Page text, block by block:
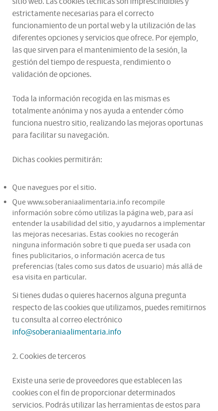
estrictamente necesarias para el correcto
funcionamiento de un portal web y la utilización de las
diferentes opciones y servicios que ofrece. Por ejemplo,
las que sirven para el mantenimiento de la sesión, la
gestión del tiempo de respuesta, rendimiento o
validación de opciones.
Toda la información recogida en las mismas es
totalmente anónima y nos ayuda a entender cómo
funciona nuestro sitio, realizando las mejoras oportunas
para facilitar su navegación.
Dichas cookies permitirán:
Que navegues por el sitio.
Que www.soberaniaalimentaria.info recompile
información sobre cómo utilizas la página web, para así
entender la usabilidad del sitio, y ayudarnos a implementar
las mejoras necesarias. Estas cookies no recogerán
ninguna información sobre ti que pueda ser usada con
fines publicitarios, o información acerca de tus
preferencias (tales como sus datos de usuario) más allá de
esa visita en particular.
Si tienes dudas o quieres hacernos alguna pregunta
respecto de las cookies que utilizamos, puedes remitirnos
tu consulta al correo electrónico
info@soberaniaalimentaria.info
2. Cookies de terceros
Existe una serie de proveedores que establecen las
cookies con el fin de proporcionar determinados
servicios. Podrás utilizar las herramientas de estos para